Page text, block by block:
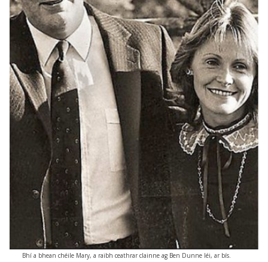
Bhí a bhean chéile Mary, a raibh ceathrar clainne ag Ben Dunne léi, ar bís.